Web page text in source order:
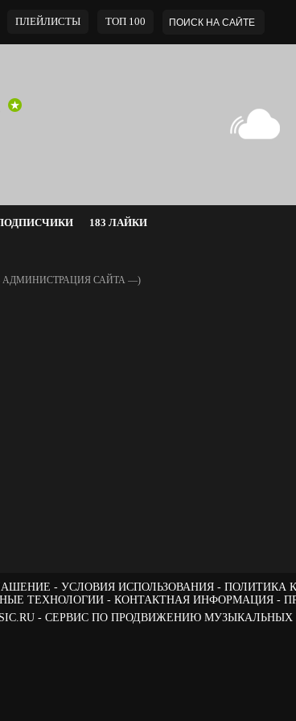
ПЛЕЙЛИСТЫ ТОП 100
183 ЛАЙКИ
АДМИНИСТРАЦИЯ САЙТА —)
УСЛОВИЯ ИСПОЛЬЗОВАНИЯ ПОЛИТИКА
ТЕХНОЛОГИИ
КОНТАКТНАЯ ИНФОРМАЦИЯ
- СЕРВИС ПО ПРОДВИЖЕНИЮ